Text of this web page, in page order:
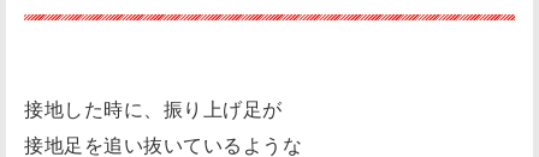
接地した時に、振り上げ足が
接地足を追い抜いているような